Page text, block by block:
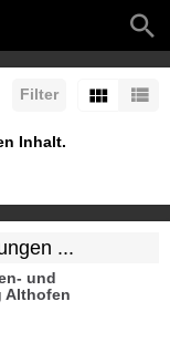
Filter
Inhalt.
...
und
Althofen